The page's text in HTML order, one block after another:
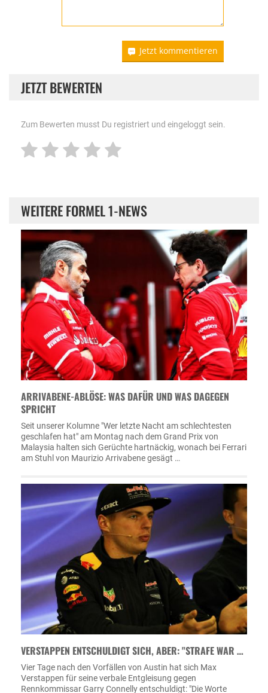
Jetzt kommentieren
JETZT BEWERTEN
Zum Bewerten musst Du registriert und eingeloggt sein.
WEITERE FORMEL 1-NEWS
ARRIVABENE-ABLÖSE: WAS DAFÜR UND WAS DAGEGEN
SPRICHT
Seit unserer Kolumne "Wer letzte Nacht am schlechtesten
geschlafen hat" am Montag nach dem Grand Prix von
Malaysia halten sich Gerüchte hartnäckig, wonach bei Ferrari
am Stuhl von Maurizio Arrivabene gesägt …
VERSTAPPEN ENTSCHULDIGT SICH, ABER: "STRAFE WAR …
Vier Tage nach den Vorfällen von Austin hat sich Max
Verstappen für seine verbale Entgleisung gegen
Rennkommissar Garry Connelly entschuldigt: "Die Worte